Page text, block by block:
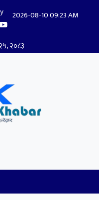
2026-08-10 09:23 AM
२०८३